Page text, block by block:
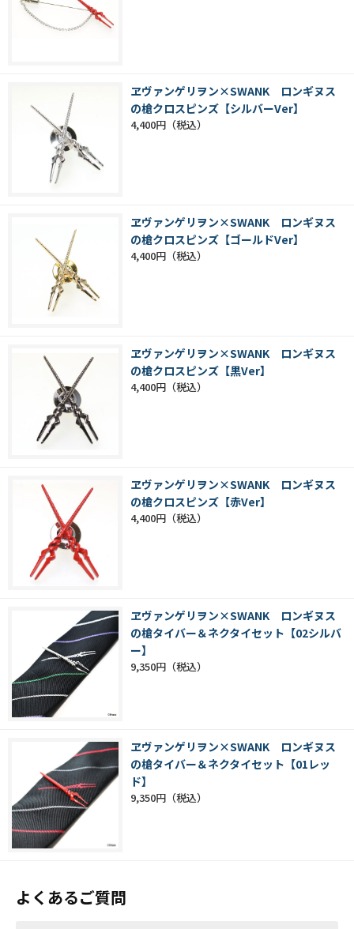
ヱヴァンゲリヲン×SWANK ロンギヌス
の槍クロスピンズ【シルバーVer】
4,400円
ヱヴァンゲリヲン×SWANK ロンギヌス
の槍クロスピンズ【ゴールドVer】
4,400円
ヱヴァンゲリヲン×SWANK ロンギヌス
の槍クロスピンズ【黒Ver】
4,400円
ヱヴァンゲリヲン×SWANK ロンギヌス
の槍クロスピンズ【赤Ver】
4,400円
ヱヴァンゲリヲン×SWANK ロンギヌス
の槍タイバー＆ネクタイセット【02シルバ
ー】
9,350円
ヱヴァンゲリヲン×SWANK ロンギヌス
の槍タイバー＆ネクタイセット【01レッ
ド】
9,350円
よくあるご質問